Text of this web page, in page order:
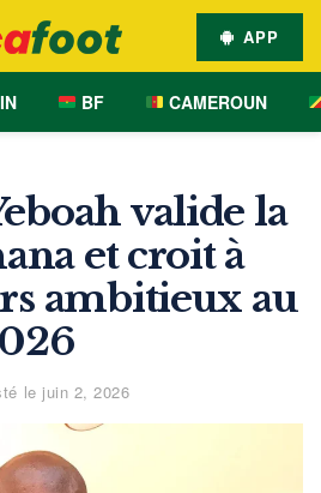
APP
BF CAMEROUN
valide la
et croit à
ambitieux au
le juin 2, 2026